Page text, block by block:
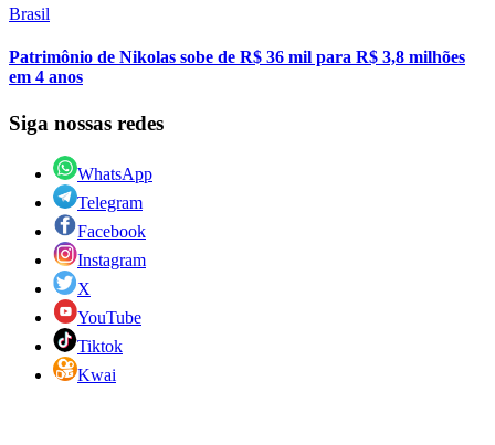
Brasil
Patrimônio de Nikolas sobe de R$ 36 mil para R$ 3,8 milhões
em 4 anos
Siga nossas redes
WhatsApp
Telegram
Facebook
Instagram
X
YouTube
Tiktok
Kwai